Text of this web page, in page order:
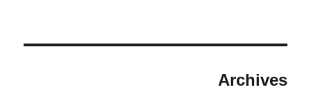
Archives